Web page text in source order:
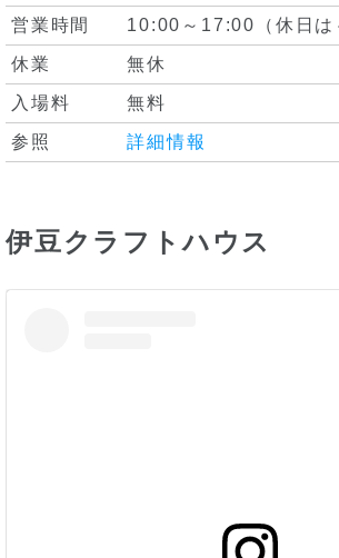
営業時間 10:00～17:00（休日は
休業 無休
入場料 無料
参照 詳細情報
伊豆クラフトハウス